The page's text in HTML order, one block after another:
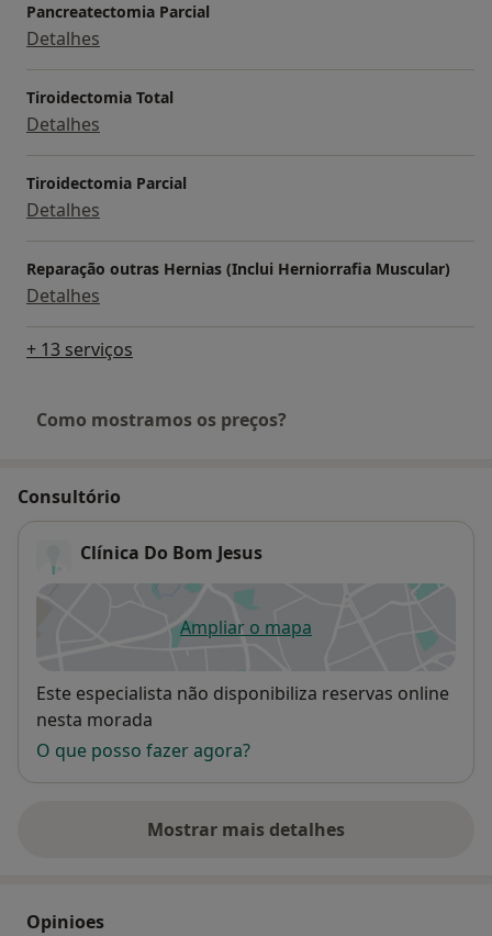
Pancreatectomia Parcial
Detalhes
Tiroidectomia Total
Detalhes
Tiroidectomia Parcial
Detalhes
Reparação outras Hernias (Inclui Herniorrafia Muscular)
Detalhes
+ 13 serviços
Como mostramos os preços?
Consultório
Clínica Do Bom Jesus
Ampliar o mapaabre num novo separador
Disponibilidade
Este especialista não disponibiliza reservas online
nesta morada
O que posso fazer agora?
Mostrar mais detalhes
sobre o endereço
Opinioes